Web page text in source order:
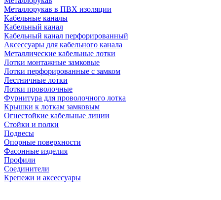
Металлорукав в ПВХ изоляции
Кабельные каналы
Кабельный канал
Кабельный канал перфорированный
Аксессуары для кабельного канала
Металлические кабельные лотки
Лотки монтажные замковые
Лотки перфорированные с замком
Лестничные лотки
Лотки проволочные
Фурнитура для проволочного лотка
Крышки к лоткам замковым
Огнестойкие кабельные линии
Стойки и полки
Подвесы
Опорные поверхности
Фасонные изделия
Профили
Соединители
Крепежи и аксессуары